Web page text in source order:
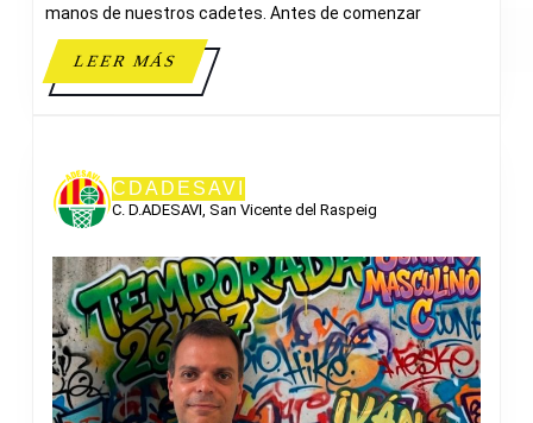
manos de nuestros cadetes. Antes de comenzar
LEER MÁSLEER
MÁS
CDADESAVI
C. D.ADESAVI, San Vicente del Raspeig